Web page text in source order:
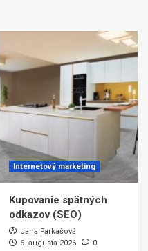
Internetový marketing
Kupovanie spätných
odkazov (SEO)
Jana Farkašová
6. augusta 2026
0